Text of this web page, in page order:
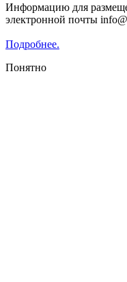
Информацию для
электронной почты
Подробнее.
Понятно